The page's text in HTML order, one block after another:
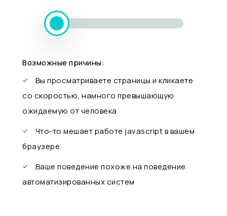
Возможные причины:
Вы просматриваете страницы и кликаете
со скоростью, намного превышающую
ожидаемую от человека
Что-то мешает работе javascript в вашем
браузере
Ваше поведение похоже на поведение
автоматизированных систем